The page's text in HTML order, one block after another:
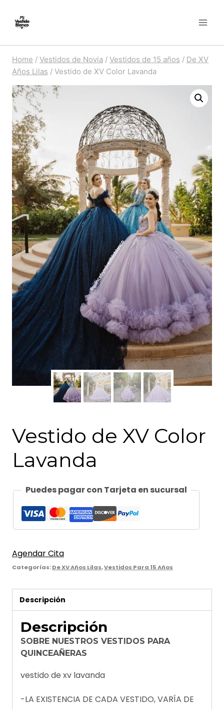
Home / Vestidos de Novia / Vestidos de 15 años / De XV
Años Lilas / Vestido de XV Color Lavanda
Vestido de XV Color
Lavanda
Puedes pagar con Tarjeta en sucursal
Agendar Cita
Categorías:De XV Años Lilas,Vestidos Para 15 Años
Descripción
Descripción
SOBRE NUESTROS VESTIDOS PARA
QUINCEAÑERAS
vestido de xv lavanda
-LA EXISTENCIA DE CADA VESTIDO, VARÍA DE